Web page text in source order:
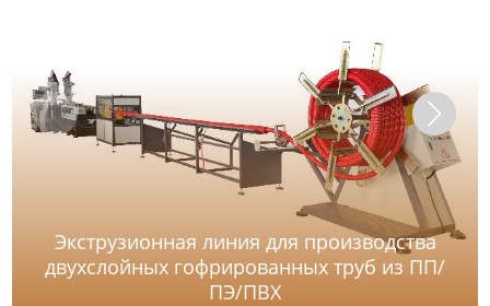
Экструзионная линия для производства
двухслойных гофрированных труб из ПП/
ПЭ/ПВХ